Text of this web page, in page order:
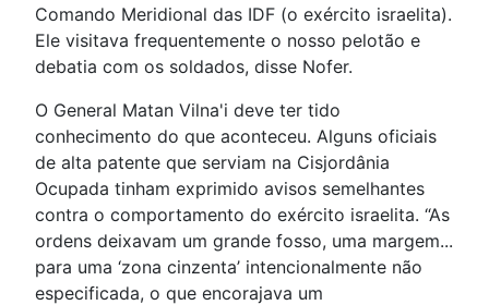
Comando Meridional das IDF (o exército israelita).
Ele visitava frequentemente o nosso pelotão e
debatia com os soldados, disse Nofer.
O General Matan Vilna'i deve ter tido
conhecimento do que aconteceu. Alguns oficiais
de alta patente que serviam na Cisjordânia
Ocupada tinham exprimido avisos semelhantes
contra o comportamento do exército israelita. “As
ordens deixavam um grande fosso, uma margem...
para uma ‘zona cinzenta’ intencionalmente não
especificada, o que encorajava um